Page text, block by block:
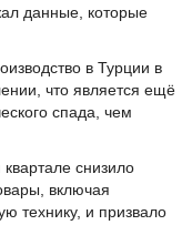
данные, которые
в Турции в
что является ещё
спада, чем
снизило
включая
технику, и призвало